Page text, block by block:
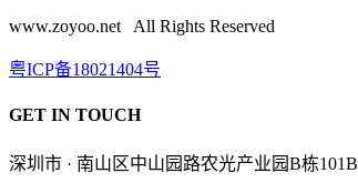
www.zoyoo.net All Rights Reserved
粤ICP备18021404号
GET IN TOUCH
深圳市 · 南山区中山园路农光产业园B栋101B